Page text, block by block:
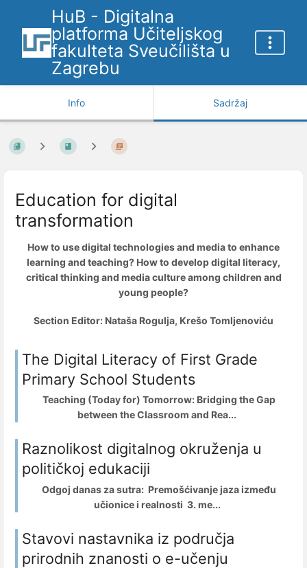
HuB - Digitalna
platforma Učiteljskog
fakulteta Sveučilišta u
Zagrebu
Info Sadržaj
Education for digital
transformation
How to use digital technologies and media to enhance
learning and teaching? How to develop digital literacy,
critical thinking and media culture among children and
young people?
Section Editor: Nataša Rogulja, Krešo Tomljenoviću
The Digital Literacy of First Grade
Primary School Students
Teaching (Today for) Tomorrow: Bridging the Gap
between the Classroom and Rea...
Raznolikost digitalnog okruženja u
političkoj edukaciji
Odgoj danas za sutra: Premošćivanje jaza između
učionice i realnosti 3. me...
Stavovi nastavnika iz područja
prirodnih znanosti o e-učenju